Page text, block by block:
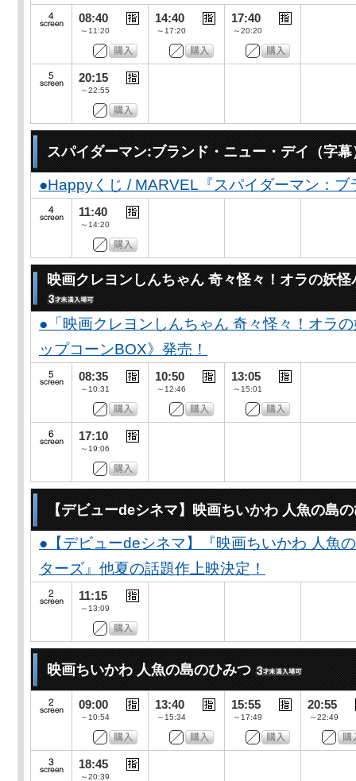
08:40
～11:20
14:40
～17:20
17:40
～20:20
20:15
～22:55
スパイダーマン:ブランド・ニュー・デイ（字幕
●Happyくじ / MARVEL『スパイダーマン：
11:40
～14:20
映画クレヨンしんちゃん 奇々怪々！オラの妖怪
●「映画クレヨンしんちゃん 奇々怪々！オラ
ップコーンBOX》発売！
08:35
～10:31
10:50
～12:46
13:05
～15:01
17:10
～19:06
【デビューdeシネマ】映画ちいかわ 人魚の島
●【デビューdeシネマ】『映画ちいかわ 人魚
ターズ』他夏の話題作上映決定！
11:15
～13:09
映画ちいかわ 人魚の島のひみつ
09:00
～10:54
13:40
～15:34
15:55
～17:49
20:55
～22:49
18:45
～20:39